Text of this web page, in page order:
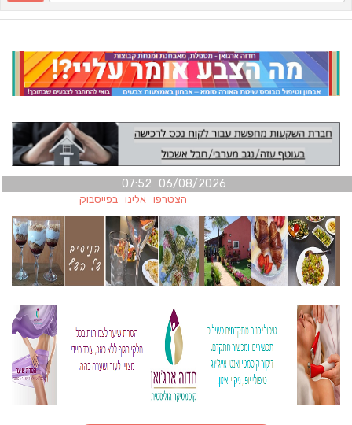
06/08/2026 07:52
הצטרפו אלינו בפייסבוק